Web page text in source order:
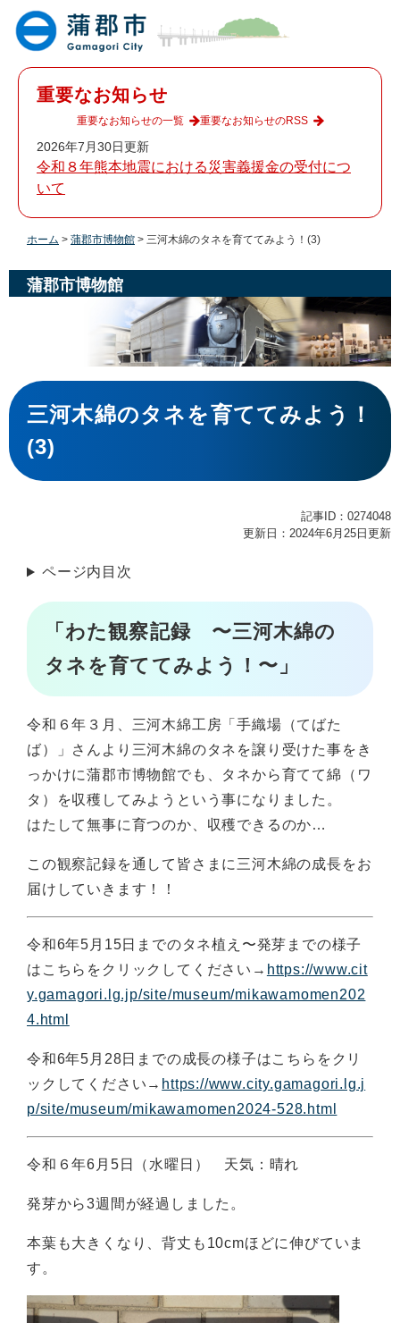
重要なお知らせ
2026年7月30日更新
令和８年熊本地震における災害義援金の受付につ
いて
重要なお知らせの一覧 重要なお知らせのRSS
ホーム > 蒲郡市博物館 > 三河木綿のタネを育ててみよう！(3)
蒲郡市博物館
本
文
三河木綿のタネを育ててみよう！
(3)
記事ID：0274048
更新日：2024年6月25日更新
ページ内目次
「わた観察記録 〜三河木綿の
タネを育ててみよう！〜」
令和６年３月、三河木綿工房「手織場（てばた
ば）」さんより三河木綿のタネを譲り受けた事をき
っかけに蒲郡市博物館でも、タネから育てて綿（ワ
タ）を収穫してみようという事になりました。
はたして無事に育つのか、収穫できるのか…
この観察記録を通して皆さまに三河木綿の成長をお
届けしていきます！！
令和6年5月15日までのタネ植え〜発芽までの様子
はこちらをクリックしてください→ https://www.cit
y.gamagori.lg.jp/site/museum/mikawamomen202
4.html
令和6年5月28日までの成長の様子はこちらをクリ
ックしてください→ https://www.city.gamagori.lg.j
p/site/museum/mikawamomen2024-528.html
令和６年6月5日（水曜日） 天気：晴れ
発芽から3週間が経過しました。
本葉も大きくなり、背丈も10cmほどに伸びていま
す。